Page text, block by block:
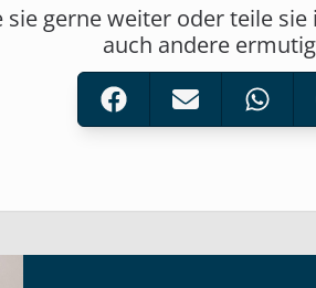
sie gerne weiter oder teile
auch andere